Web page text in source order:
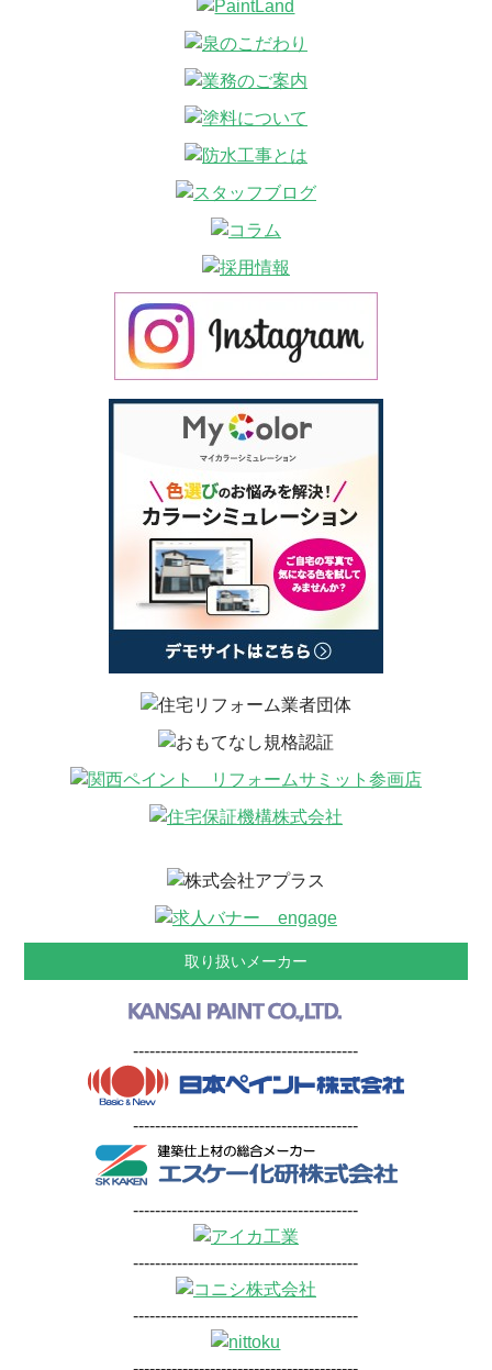
取り扱いメーカー
-----------------------------------------
-----------------------------------------
-----------------------------------------
-----------------------------------------
-----------------------------------------